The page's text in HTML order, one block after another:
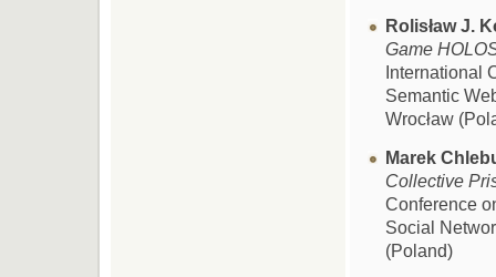
Rolisław J.
Game
International
Semantic
Wrocław
Marek
Collective
Conference
Social
(Poland)